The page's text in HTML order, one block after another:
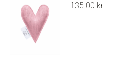
135.00 kr